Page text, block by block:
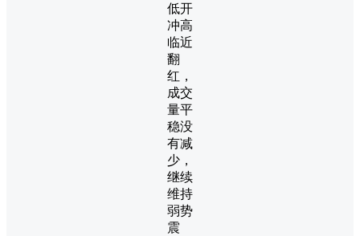
低开
冲高
临近
翻
红，
成交
量平
稳没
有减
少，
继续
维持
弱势
震